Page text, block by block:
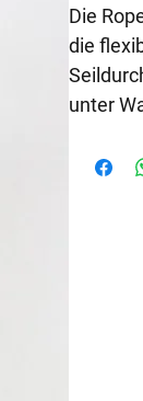
Die
die
unter